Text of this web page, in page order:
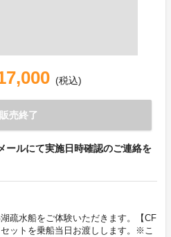
(税込)
販売終了
ールにて実施日時確認のご連絡を
疏水船をご体験いただきます。【CF
ットを乗船当日お渡しします。※こ